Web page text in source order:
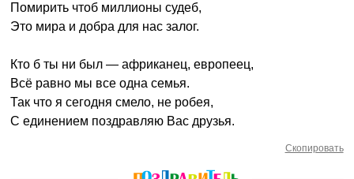
Помирить чтоб миллионы судеб,
Это мира и добра для нас залог.
Кто б ты ни был — африканец, европеец,
Всё равно мы все одна семья.
Так что я сегодня смело, не робея,
С единением поздравляю Вас друзья.
Скопировать